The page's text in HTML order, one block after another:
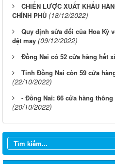
CHIẾN LƯỢC XUẤT KHẨU
CHÍNH PHỦ (18/12/2022)
Quy định sửa đổi của Hoa Kỳ
dệt may (09/12/2022)
Đồng Nai có 52 cửa hàng hết
Tỉnh Đồng Nai còn 59 cửa
(22/10/2022)
- Đồng Nai: 66 cửa hàng
(20/10/2022)